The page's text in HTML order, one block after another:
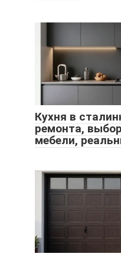
Кухня в
ремонта,
мебели,